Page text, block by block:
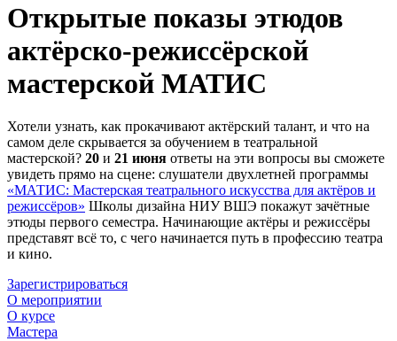
Открытые показы этюдов
актёрско-режиссёрской
мастерской МАТИС
Хотели узнать, как прокачивают актёрский талант, и что на
самом деле скрывается за обучением в театральной
мастерской? 20 и 21 июня ответы на эти вопросы вы сможете
увидеть прямо на сцене: слушатели двухлетней программы
«МАТИС: Мастерская театрального искусства для актёров и
режиссёров» Школы дизайна НИУ ВШЭ покажут зачётные
этюды первого семестра. Начинающие актёры и режиссёры
представят всё то, с чего начинается путь в профессию театра
и кино.
Зарегистрироваться
О мероприятии
О курсе
Мастера